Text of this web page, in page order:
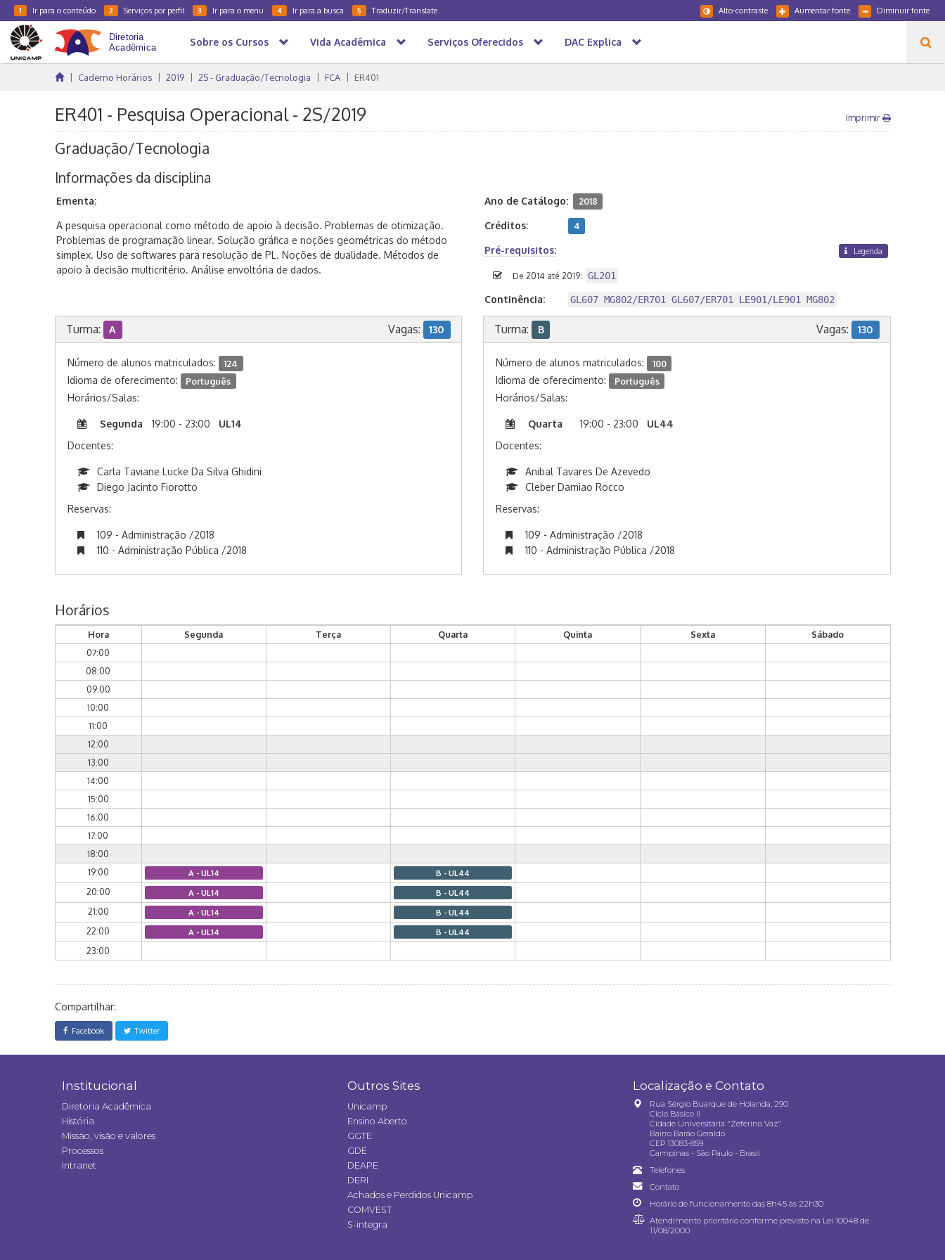
1 Ir para o conteúdo 2 Serviços por perfil 3 Ir para o menu 4 Ir para a busca 5 Traduzir/Translate Diminuir fonte
Aumentar fonte
Alto-contraste
Sobre os Cursos Vida Acadêmica Serviços Oferecidos DAC Explica
Caderno Horários 2019 2S - Graduação/Tecnologia FCA ER401
ER401 - Pesquisa Operacional - 2S/2019 Imprimir
Graduação/Tecnologia
Informações da disciplina
Ementa:
A pesquisa operacional como método de apoio à decisão. Problemas de otimização.
Problemas de programação linear. Solução gráfica e noções geométricas do método
simplex. Uso de softwares para resolução de PL. Noções de dualidade. Métodos de
apoio à decisão multicritério. Análise envoltória de dados.
Ano de Catálogo: 2018
Créditos: 4
Pré-requisitos: Legenda
De 2014 até 2019: GL201
Continência: GL607 MG802/ER701 GL607/ER701 LE901/LE901 MG802
Turma: A Vagas: 130
Número de alunos matriculados: 124
Idioma de oferecimento: Português
Horários/Salas:
Segunda 19:00 - 23:00
UL14
Docentes:
Carla Taviane Lucke Da Silva Ghidini
Diego Jacinto Fiorotto
Reservas:
109 - Administração /2018
110 - Administração Pública /2018
Turma: B Vagas: 130
Número de alunos matriculados: 100
Idioma de oferecimento: Português
Horários/Salas:
Quarta 19:00 - 23:00
UL44
Docentes:
Anibal Tavares De Azevedo
Cleber Damiao Rocco
Reservas:
109 - Administração /2018
110 - Administração Pública /2018
Horários
Hora Segunda Terça Quarta Quinta Sexta
Sábado
07:00
08:00
09:00
10:00
11:00
12:00
13:00
14:00
15:00
16:00
17:00
18:00
19:00
A - UL14 B - UL44
20:00 A - UL14 B - UL44
21:00 A - UL14 B - UL44
22:00 A - UL14 B - UL44
23:00
Compartilhar:
Facebook Twitter
Institucional
Diretoria Acadêmica
História
Missão, visão e valores
Processos
Intranet
Outros Sites
Unicamp
Ensino Aberto
GGTE
GDE
DEAPE
DERI
Achados e Perdidos Unicamp
COMVEST
S-integra
Localização e Contato
Rua Sérgio Buarque de Holanda, 290
Ciclo Básico II
Cidade Universitária "Zeferino Vaz"
Bairro Barão Geraldo
CEP 13083-859
Campinas - São Paulo - Brasil
Telefones
Contato
Horário de funcionamento das 8h45 às 22h30
Atendimento prioritário conforme previsto na Lei 10048 de
11/08/2000